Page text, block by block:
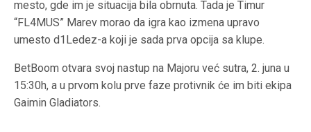
mesto, gde im je situacija bila obrnuta. Tada je Timur
“FL4MUS” Marev morao da igra kao izmena upravo
umesto d1Ledez-a koji je sada prva opcija sa klupe.
BetBoom otvara svoj nastup na Majoru već sutra, 2. juna u
15:30h, a u prvom kolu prve faze protivnik će im biti ekipa
Gaimin Gladiators.